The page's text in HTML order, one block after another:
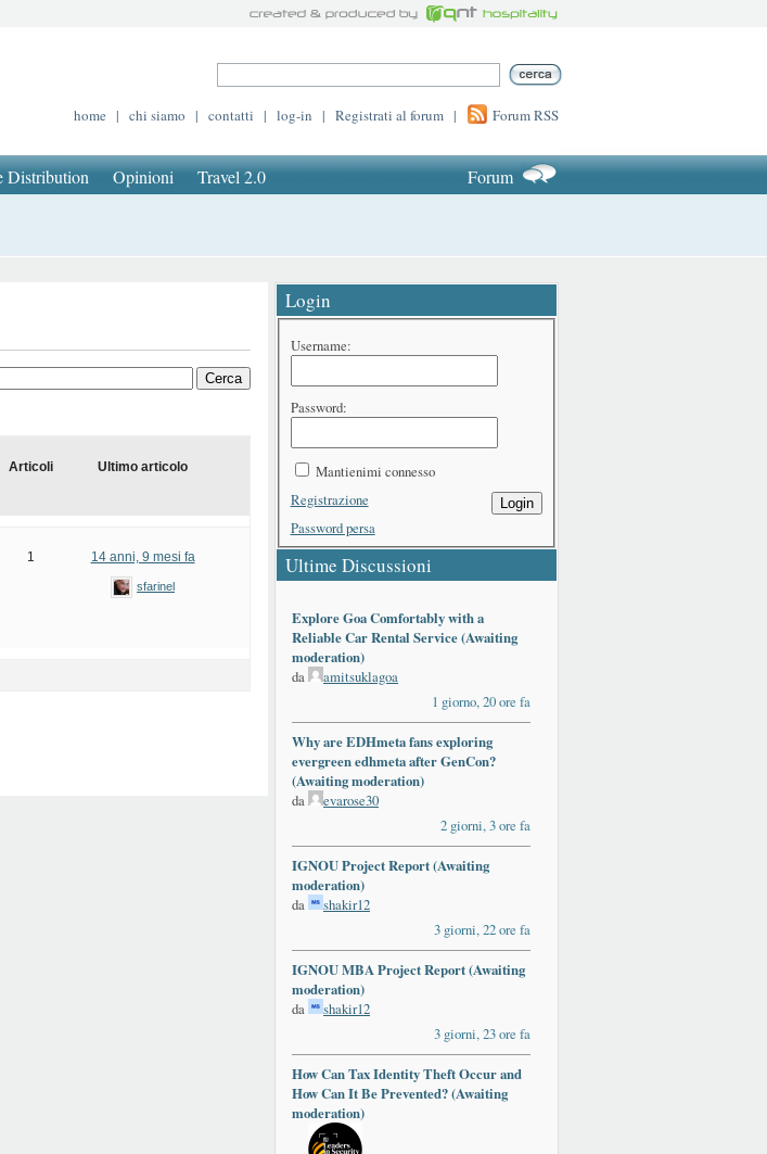
home | chi siamo | contatti | log-in | Registrati al forum | Forum RSS
Distribution Opinioni Travel 2.0 Forum
Articoli Ultimo articolo
1 14 anni, 9 mesi fa
sfarinel
Login
Username:
Password:
Mantienimi connesso
Login
Registrazione
Password persa
Ultime Discussioni
Explore Goa Comfortably with a
Reliable Car Rental Service (Awaiting
moderation)
da
amitsuklagoa
1 giorno, 20 ore fa
Why are EDHmeta fans exploring
evergreen edhmeta after GenCon?
(Awaiting moderation)
da
evarose30
2 giorni, 3 ore fa
IGNOU Project Report (Awaiting
moderation)
da
shakir12
3 giorni, 22 ore fa
IGNOU MBA Project Report (Awaiting
moderation)
da
shakir12
3 giorni, 23 ore fa
How Can Tax Identity Theft Occur and
How Can It Be Prevented? (Awaiting
moderation)